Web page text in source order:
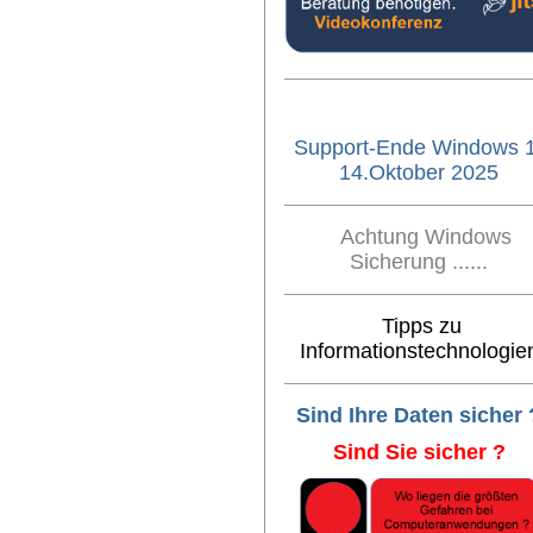
Support-Ende Windows
14.Oktober 2025
Achtung Windows
Sicherung ......
Tipps zu
Sind Ihre Daten sicher
Sind Sie sicher ?